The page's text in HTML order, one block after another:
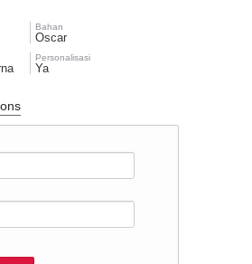
Bahan
Oscar
Personalisasi
Ya